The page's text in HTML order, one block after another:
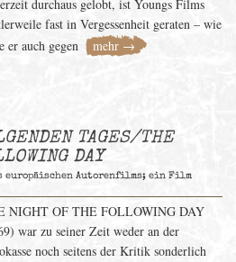
durchaus gelobt, ist Youngs Films
fast in Vergessenheit geraten – wie
er auch gegen
mehr →
TAGES/THE
DAY
europäischen Autorenfilms; ein Film
NIGHT OF THE FOLLOWING DAY
war zu seiner Zeit weder an der
noch seitens der Kritik sonderlich